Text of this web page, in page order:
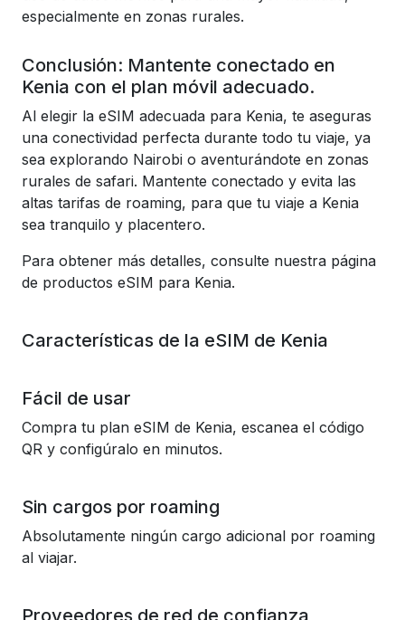
especialmente en zonas rurales.
Conclusión: Mantente conectado en
Kenia con el plan móvil adecuado.
Al elegir la eSIM adecuada para Kenia, te aseguras
una conectividad perfecta durante todo tu viaje, ya
sea explorando Nairobi o aventurándote en zonas
rurales de safari. Mantente conectado y evita las
altas tarifas de roaming, para que tu viaje a Kenia
sea tranquilo y placentero.
Para obtener más detalles, consulte nuestra página
de productos eSIM para Kenia.
Características de la eSIM de Kenia
Fácil de usar
Compra tu plan eSIM de Kenia, escanea el código
QR y configúralo en minutos.
Sin cargos por roaming
Absolutamente ningún cargo adicional por roaming
al viajar.
Proveedores de red de confianza